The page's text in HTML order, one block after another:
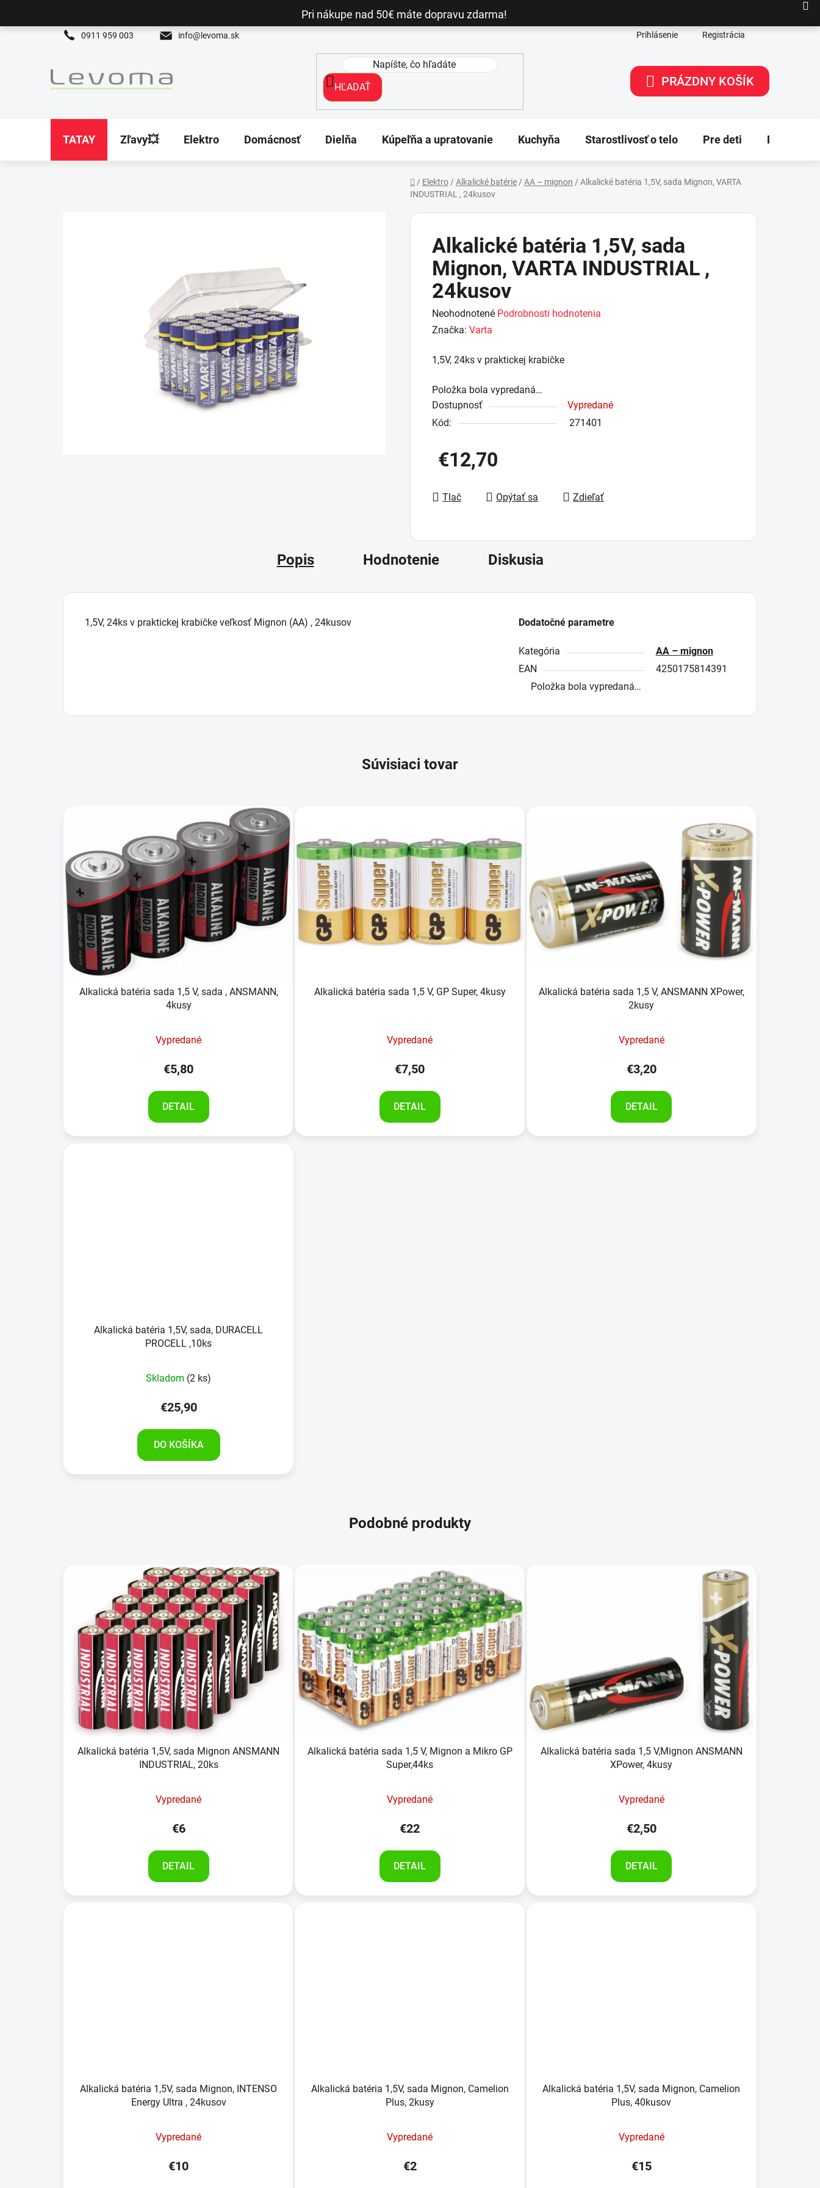
Pri nákupe nad 50€ máte dopravu zdarma!
0911 959 003 info@levoma.sk Prihlásenie Registrácia
HĽADAŤ
NÁKUPNÝ
PRÁZDNY KOŠÍK
TATAY Zľavy💥 Elektro Domácnosť Dielňa Kúpeľňa a upratovanie Kuchyňa Starostlivosť o telo Pre deti Dekorácie
Domov
/ Elektro / Alkalické batérie / AA – mignon / Alkalické batéria 1,5V, sada Mignon, VARTA
INDUSTRIAL , 24kusov
Alkalické batéria 1,5V, sada
Mignon, VARTA INDUSTRIAL ,
24kusov
Priemerné
hodnotenie
je
z
5
hviezdičiek.
Neohodnotené Podrobnosti hodnotenia
Značka: Varta
1,5V, 24ks v praktickej krabičke
Položka bola vypredaná…
Dostupnosť
Vypredané
Kód:
271401
€12,70
Tlač
Opýtať sa Zdieľať
Popis Hodnotenie Diskusia
1,5V, 24ks v praktickej krabičke veľkosť Mignon (AA) , 24kusov Dodatočné parametre
Kategória
AA – mignon
EAN
4250175814391
Položka bola vypredaná…
Súvisiaci tovar
Alkalická batéria sada 1,5 V, sada , ANSMANN,
4kusy
Vypredané
€5,80
DETAIL
Alkalická batéria sada 1,5 V, GP Super, 4kusy
Vypredané
€7,50
DETAIL
Alkalická batéria sada 1,5 V, ANSMANN XPower,
2kusy
Vypredané
€3,20
DETAIL
Alkalická batéria 1,5V, sada, DURACELL
PROCELL ,10ks
Skladom (2 ks)
€25,90
DO KOŠÍKA
Podobné produkty
Alkalická batéria 1,5V, sada Mignon ANSMANN
INDUSTRIAL, 20ks
Vypredané
€6
DETAIL
Alkalická batéria sada 1,5 V, Mignon a Mikro GP
Super,44ks
Vypredané
€22
DETAIL
Alkalická batéria sada 1,5 V,Mignon ANSMANN
XPower, 4kusy
Vypredané
€2,50
DETAIL
Alkalická batéria 1,5V, sada Mignon, INTENSO
Energy Ultra , 24kusov
Vypredané
€10
Alkalická batéria 1,5V, sada Mignon, Camelion
Plus, 2kusy
Vypredané
€2
Alkalická batéria 1,5V, sada Mignon, Camelion
Plus, 40kusov
Vypredané
€15